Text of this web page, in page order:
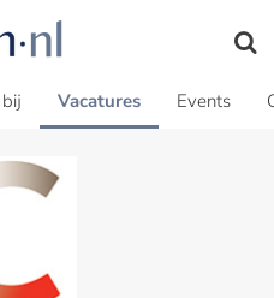
Vacatures Events